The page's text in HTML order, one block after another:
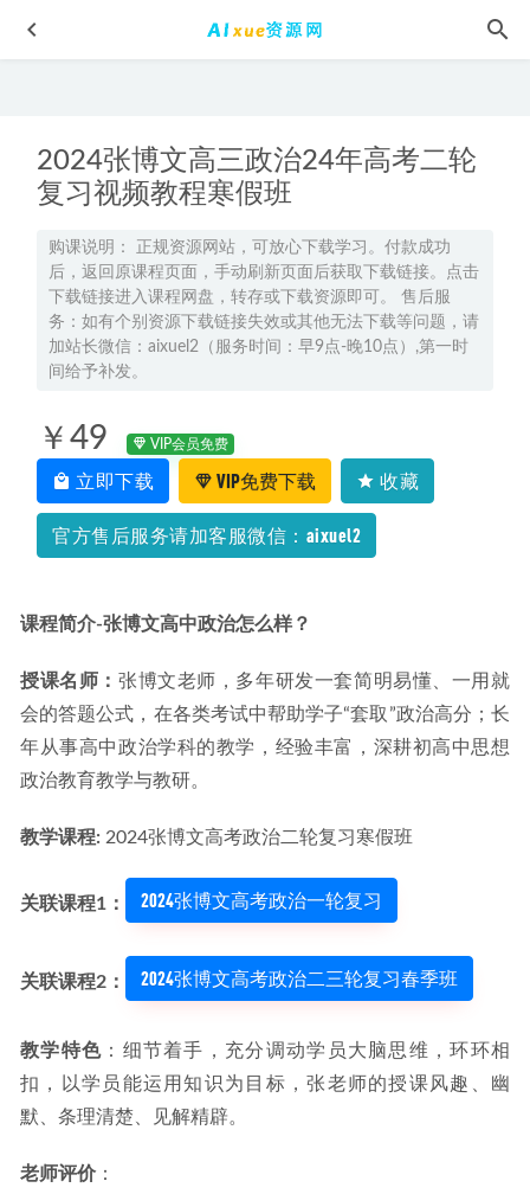
2024张博文高三政治24年高考二轮
复习视频教程寒假班
购课说明： 正规资源网站，可放心下载学习。付款成功
后，返回原课程页面，手动刷新页面后获取下载链接。点击
下载链接进入课程网盘，转存或下载资源即可。 售后服
务：如有个别资源下载链接失效或其他无法下载等问题，请
加站长微信：aixuel2（服务时间：早9点-晚10点）,第一时
间给予补发。
￥49 VIP会员免费
立即下载 VIP免费下载 收藏
官方售后服务请加客服微信：aixuel2
课程简介-张博文高中政治怎么样？
授课名师： 张博文老师，多年研发一套简明易懂、一用就
会的答题公式，在各类考试中帮助学子“套取”政治高分；长
年从事高中政治学科的教学，经验丰富，深耕初高中思想
政治教育教学与教研。
教学课程: 2024张博文高考政治二轮复习寒假班
关联课程1： 2024张博文高考政治一轮复习
关联课程2： 2024张博文高考政治二三轮复习春季班
教学特色 ：细节着手，充分调动学员大脑思维，环环相
扣，以学员能运用知识为目标，张老师的授课风趣、幽
默、条理清楚、见解精辟。
老师评价：
馒头商学院-微信小程序课教学课程，8.34G百度网盘资源打
包下载 2021-10-04
2024谢天洲高三数学a+秋季班24年高考数学一轮复习教程+课
程笔记 2023-08-27
CAD平面施工图模板素材大全，私人别墅/小庭院/景观设计方
案花园/绿化/造景素材，百度网盘资源打包下载
2022-01-18
小学语文3~8年级群文阅读主题训练 2022-07-13